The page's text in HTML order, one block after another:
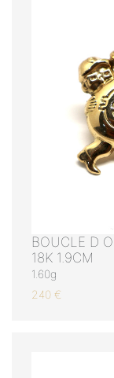
BOUCLE D
18K 1.9CM
1.60g
240 €